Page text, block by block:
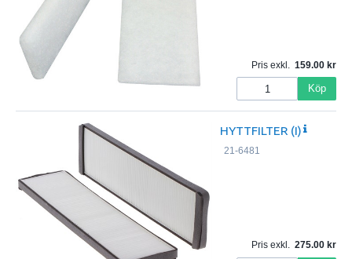
Pris exkl. 159.00
Köp
HYTTFILTER (I)
21-6481
Pris exkl. 275.00